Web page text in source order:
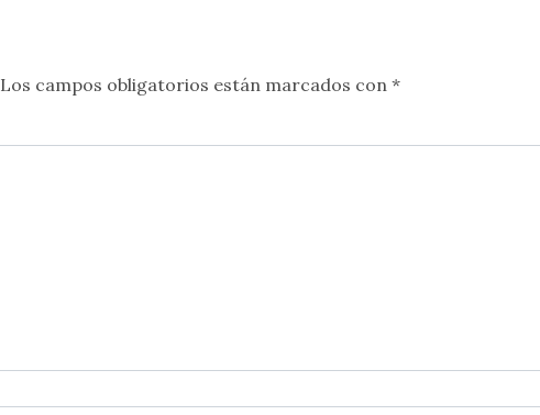
Los campos obligatorios están marcados con *